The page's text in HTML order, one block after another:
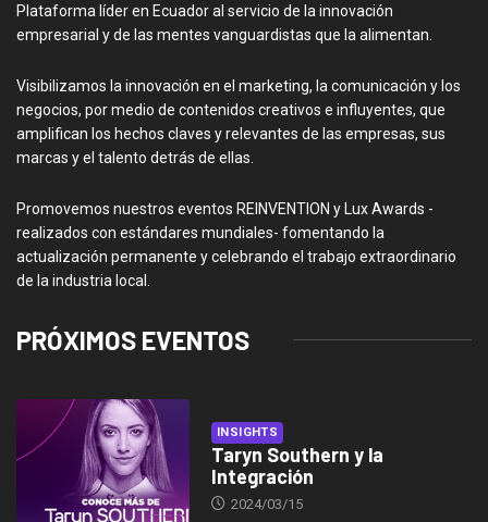
Plataforma líder en Ecuador al servicio de la innovación
empresarial y de las mentes vanguardistas que la alimentan.
Visibilizamos la innovación en el marketing, la comunicación y los
negocios, por medio de contenidos creativos e influyentes, que
amplifican los hechos claves y relevantes de las empresas, sus
marcas y el talento detrás de ellas.
Promovemos nuestros eventos REINVENTION y Lux Awards -
realizados con estándares mundiales- fomentando la
actualización permanente y celebrando el trabajo extraordinario
de la industria local.
PRÓXIMOS EVENTOS
INSIGHTS
Taryn Southern y la
Integración
2024/03/15